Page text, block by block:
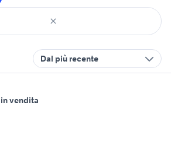
Dal più recente
vendita